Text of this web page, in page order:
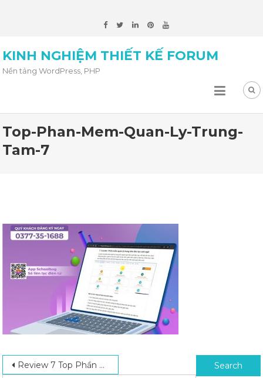
KINH NGHIỆM THIẾT KẾ FORUM
Nền tảng WordPress, PHP
Top-Phan-Mem-Quan-Ly-Trung-
Tam-7
Post navigation
Review 7 Top Phần Mềm Quản Lý Trung Tâm Ngoại Ngữ Chất Lượng Nhất Search for: